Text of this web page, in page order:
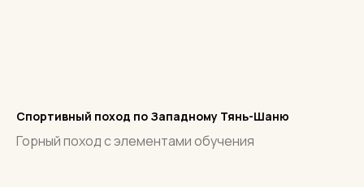
Спортивный поход по Западному Тянь-Шаню
Горный поход с элементами обучения